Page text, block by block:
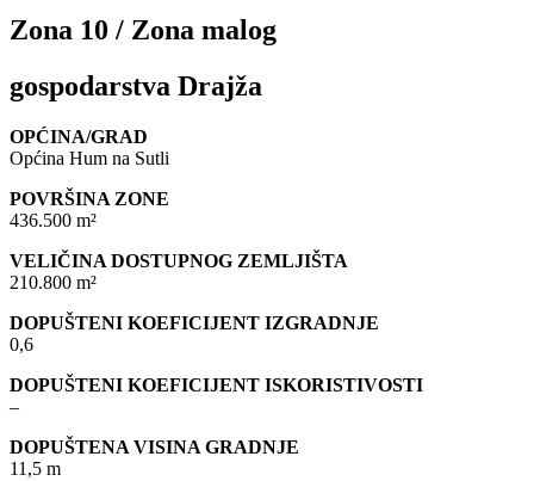
Zona 10 / Zona malog
gospodarstva Drajža
OPĆINA/GRAD
Općina Hum na Sutli
POVRŠINA ZONE
436.500 m²
VELIČINA DOSTUPNOG ZEMLJIŠTA
210.800 m²
DOPUŠTENI KOEFICIJENT IZGRADNJE
0,6
DOPUŠTENI KOEFICIJENT ISKORISTIVOSTI
–
DOPUŠTENA VISINA GRADNJE
11,5 m